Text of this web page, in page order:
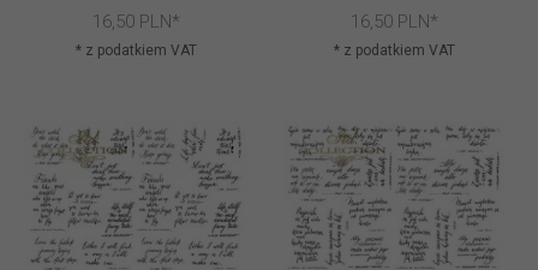
16, 50 PLN*
* z podatkiem VAT
16, 50 PLN*
* z podatkiem VAT